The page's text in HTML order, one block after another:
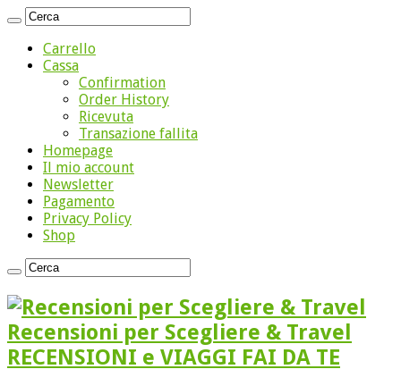
Carrello
Cassa
Confirmation
Order History
Ricevuta
Transazione fallita
Homepage
Il mio account
Newsletter
Pagamento
Privacy Policy
Shop
Recensioni per Scegliere & Travel
RECENSIONI e VIAGGI FAI DA TE